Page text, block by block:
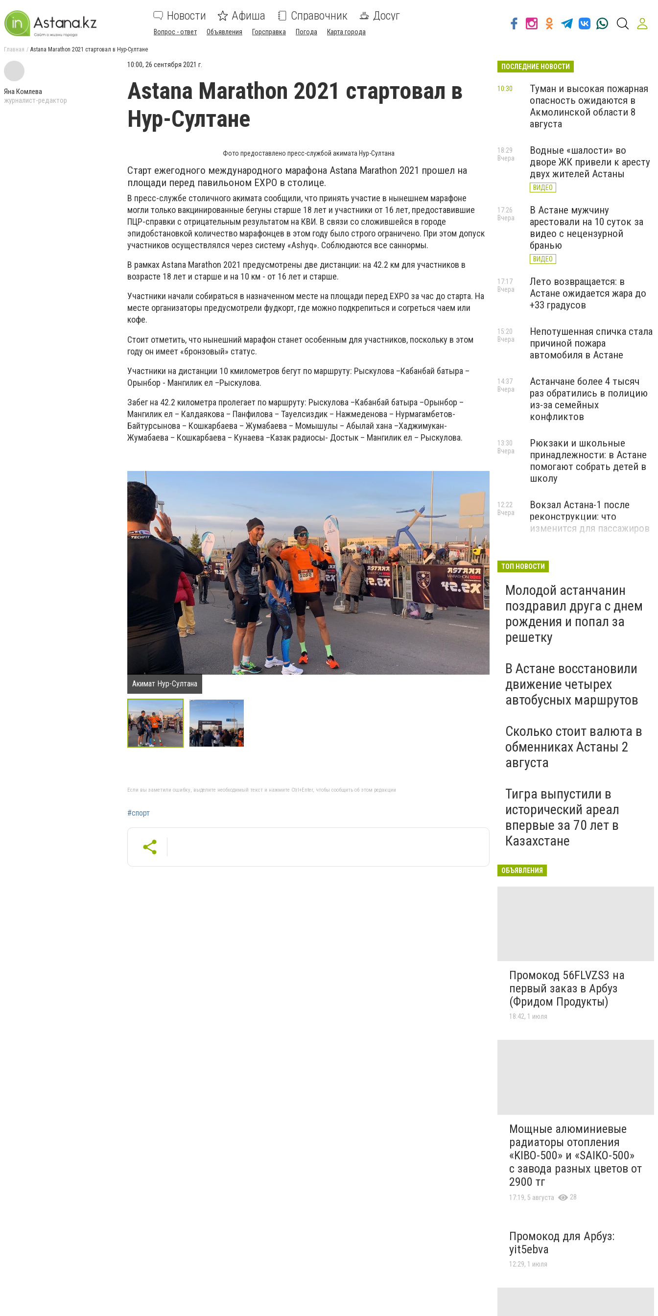
Новости Афиша Справочник Досуг
Вопрос - ответ Объявления Горсправка Погода Карта города
Главная Astana Marathon 2021 стартовал в Нур-Султане
Яна Комлева
журналист-редактор
10:00, 26 сентября 2021 г.
Astana Marathon 2021 стартовал в
Нур-Султане
Фото предоставлено пресс-службой акимата Нур-Султана
Старт ежегодного международного марафона Astana Marathon 2021 прошел на
площади перед павильоном EXPO в столице.
В пресс-службе столичного акимата сообщили, что принять участие в нынешнем марафоне
могли только вакцинированные бегуны старше 18 лет и участники от 16 лет, предоставившие
ПЦР-справки с отрицательным результатом на КВИ. В связи со сложившейся в городе
эпидобстановкой количество марафонцев в этом году было строго ограничено. При этом допуск
участников осуществлялся через систему «Ashyq». Соблюдаются все саннормы.
В рамках Astana Marathon 2021 предусмотрены две дистанции: на 42.2 км для участников в
возрасте 18 лет и старше и на 10 км - от 16 лет и старше.
Участники начали собираться в назначенном месте на площади перед EXPO за час до старта. На
месте организаторы предусмотрели фудкорт, где можно подкрепиться и согреться чаем или
кофе.
Стоит отметить, что нынешний марафон станет особенным для участников, поскольку в этом
году он имеет «бронзовый» статус.
Участники на дистанции 10 кмилометров бегут по маршруту: Рыскулова –Кабанбай батыра –
Орынбор - Мангилик ел –Рыскулова.
Забег на 42.2 километра пролегает по маршруту: Рыскулова –Кабанбай батыра –Орынбор –
Мангилик ел – Калдаякова – Панфилова – Тауелсиздик – Нажмеденова – Нурмагамбетов-
Байтурсынова – Кошкарбаева – Жумабаева – Момышулы – Абылай хана –Хаджимукан-
Жумабаева – Кошкарбаева – Кунаева –Казак радиосы- Достык – Мангилик ел – Рыскулова.
Акимат Нур-Султана Акимат Нур-Султана
Если вы заметили ошибку, выделите необходимый текст и нажмите Ctrl+Enter, чтобы сообщить об этом редакции
#спорт
ПОСЛЕДНИЕ НОВОСТИ
Туман и высокая пожарная
опасность ожидаются в
Акмолинской области 8
августа
10:30
Водные «шалости» во
дворе ЖК привели к аресту
двух жителей Астаны
ВИДЕО
18:29
Вчера
В Астане мужчину
арестовали на 10 суток за
видео с нецензурной
бранью
ВИДЕО
17:26
Вчера
Лето возвращается: в
Астане ожидается жара до
+33 градусов
17:17
Вчера
Непотушенная спичка стала
причиной пожара
автомобиля в Астане
15:20
Вчера
Астанчане более 4 тысяч
раз обратились в полицию
из-за семейных
конфликтов
14:37
Вчера
Рюкзаки и школьные
принадлежности: в Астане
помогают собрать детей в
школу
13:30
Вчера
Вокзал Астана-1 после
реконструкции: что
изменится для пассажиров
12:22
Вчера
ТОП НОВОСТИ
Молодой астанчанин
поздравил друга с днем
рождения и попал за
решетку
В Астане восстановили
движение четырех
автобусных маршрутов
Сколько стоит валюта в
обменниках Астаны 2
августа
Тигра выпустили в
исторический ареал
впервые за 70 лет в
Казахстане
ОБЪЯВЛЕНИЯ
Промокод 56FLVZS3 на
первый заказ в Арбуз
(Фридом Продукты)
18:42, 1 июля
Мощные алюминиевые
радиаторы отопления
«KIBO-500» и «SAIKO-500»
с завода разных цветов от
2900 тг
17:19, 5 августа 28
Промокод для Арбуз:
yit5ebva
12:29, 1 июля